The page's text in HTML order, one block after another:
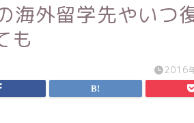
海外留学先やいつ
も
2016